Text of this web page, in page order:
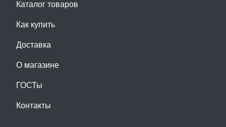
Каталог товаров
Как купить
Доставка
О магазине
ГОСТы
Контакты